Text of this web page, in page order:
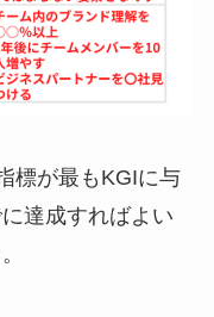
標が最もKGIに与
達成すればよい